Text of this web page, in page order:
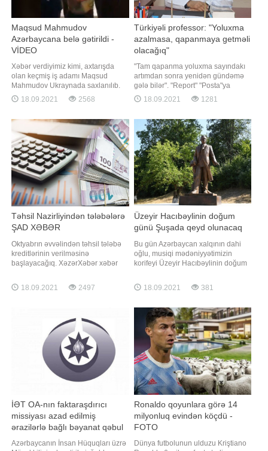
Maqsud Mahmudov
Azərbaycana belə gətirildi -
VİDEO
Xəbər verdiyimiz kimi, axtarışda
olan keçmiş iş adamı Maqsud
Mahmudov Ukraynada saxlanılıb.
"Qafqazinfo" Maqsud Mahmudovun
Azərbaycana deportasiya
Videodan görünür ki, o,
aeroportdan Daxili İşlər Nazirliyi
əməkdaşları tərəfindən maşına
yerləşdirilərək aidiyyət
18.09.2021 2568
Türkiyəli professor: "Yoluxma
azalmasa, qapanmaya getməli
olacağıq"
"Tam qapanma yoluxma sayındakı
artımdan sonra yenidən gündəmə
gələ bilər". "Report" "Posta"ya
istinadən xəbər verir ki, bunu
türkiyəli professor Faruk Aydın
Qapanmaya getməmək üçün
mübarizə aparırıq. Amma yoluxma
sayını azalda bilməsək
18.09.2021 1281
Təhsil Nazirliyindən tələbələrə
ŞAD XƏBƏR
Oktyabrın əvvəlindən təhsil tələbə
kreditlərinin verilməsinə
başlayacağıq. XəzərXəbər xəbər
Elm, ali və orta ixtisas təhsili
şöbəsinin müdiri Nicat Məmmədli
kreditin verilməsi qaydası da
müyyənləşdirilib:
18.09.2021 2497
Üzeyir Hacıbəylinin doğum
günü Şuşada qeyd olunacaq
Bu gün Azərbaycan xalqının dahi
oğlu, musiqi mədəniyyətimizin
korifeyi Üzeyir Hacıbəylinin doğum
isə ümummilli lider Heydər Əliyevin
fərmanı ilə dahi bəstəkarın anadan
ərəfəsində 18 sentyabrın Milli
Musiqi Günü kimi qeyd olunması
qərar
18.09.2021 381
İƏT OA-nın faktaraşdırıcı
missiyası azad edilmiş
ərazilərlə bağlı bəyanat qəbul
edib
Azərbaycanın İnsan Hüquqları üzrə
Ronaldo qoyunlara görə 14
milyonluq evindən köçdü -
FOTO
Dünya futbolunun ulduzu Kriştiano